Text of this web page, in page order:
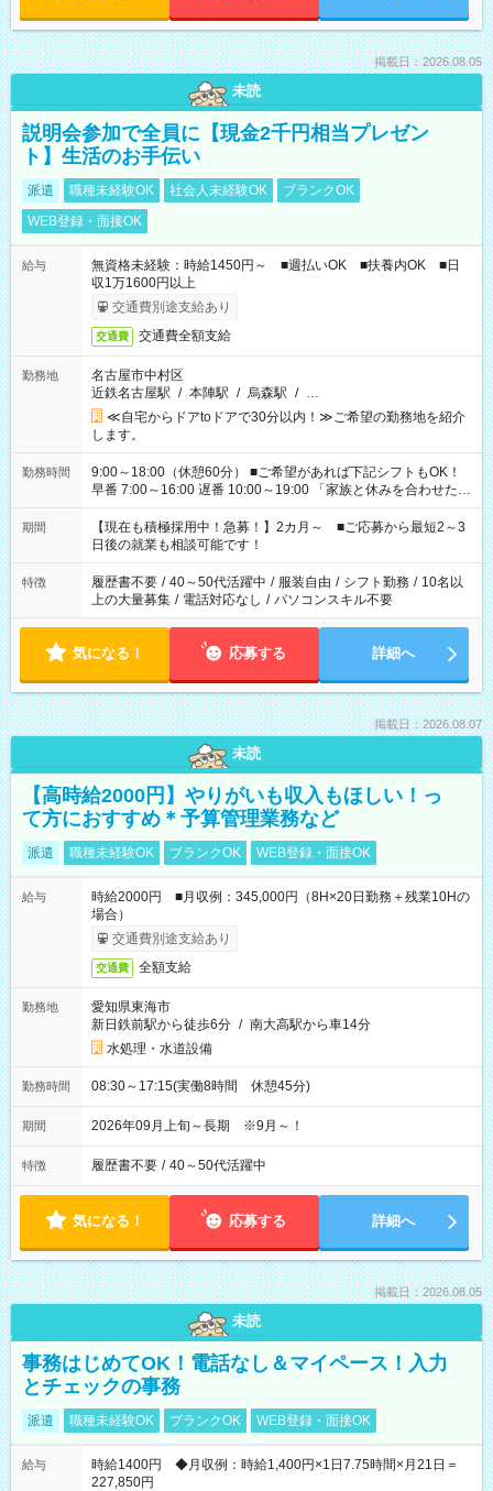
掲載日：2026.08.05
未読
説明会参加で全員に【現金2千円相当プレゼン
ト】生活のお手伝い
派遣 職種未経験OK 社会人未経験OK
ブランクOK
WEB登録・面接OK
給与
無資格未経験：時給1450円～ ■週払いOK ■扶養内OK ■日
収1万1600円以上
交通費別途支給あり
交通費 交通費全額支給
勤務地
名古屋市中村区
近鉄名古屋駅 / 本陣駅 / 烏森駅 / …
≪自宅からドアtoドアで30分以内！≫ご希望の勤務地を紹介
します。
勤務時間
9:00～18:00（休憩60分） ■ご希望があれば下記シフトもOK！
早番 7:00～16:00 遅番 10:00～19:00 「家族と休みを合わせた
い」 「余裕を持って夕飯の準備がしたい」 「できれば残業はし
たくない」 など、ご希望を教えてくださいね。 ※Wワーク希望
の方へ 今ご覧のお仕事で希望する勤務時間と、もう1つのお仕事
の勤務時間。 合計で週40時間を超える場合は応募できません。
期間
【現在も積極採用中！急募！】2カ月～ ■ご応募から最短2～3
日後の就業も相談可能です！
特徴 履歴書不要 / 40～50代活躍中 / 服装自由 / シフト勤務 / 10名以
上の大量募集 / 電話対応なし / パソコンスキル不要
気になる！ 応募する 詳細へ
掲載日：2026.08.07
未読
【高時給2000円】やりがいも収入もほしい！っ
て方におすすめ＊予算管理業務など
派遣 職種未経験OK ブランクOK WEB登録・面接OK
給与
時給2000円 ■月収例：345,000円（8H×20日勤務＋残業10Hの
場合）
交通費別途支給あり
交通費 全額支給
勤務地
愛知県東海市
新日鉄前駅から徒歩6分 / 南大高駅から車14分
水処理・水道設備
勤務時間 08:30～17:15(実働8時間 休憩45分)
期間 2026年09月上旬～長期 ※9月～！
特徴 履歴書不要 / 40～50代活躍中
気になる！ 応募する 詳細へ
掲載日：2026.08.05
未読
事務はじめてOK！電話なし＆マイペース！入力
とチェックの事務
派遣 職種未経験OK ブランクOK WEB登録・面接OK
給与
時給1400円 ◆月収例：時給1,400円×1日7.75時間×月21日＝
227,850円